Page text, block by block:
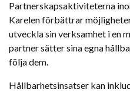
Partnerskapsaktiviteterna
Karelen förbättrar
utveckla sin verksamhet i en
partner sätter sina egna
följa dem.
Hållbarhetsinsatser kan